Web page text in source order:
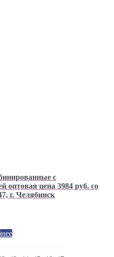
с
оптовая цена 3984 руб. со
г. Челябинск